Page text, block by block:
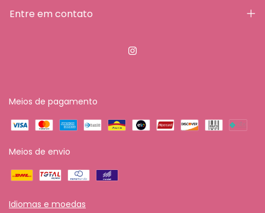
Entre em contato
Meios de pagamento
Meios de envio
Idiomas e moedas